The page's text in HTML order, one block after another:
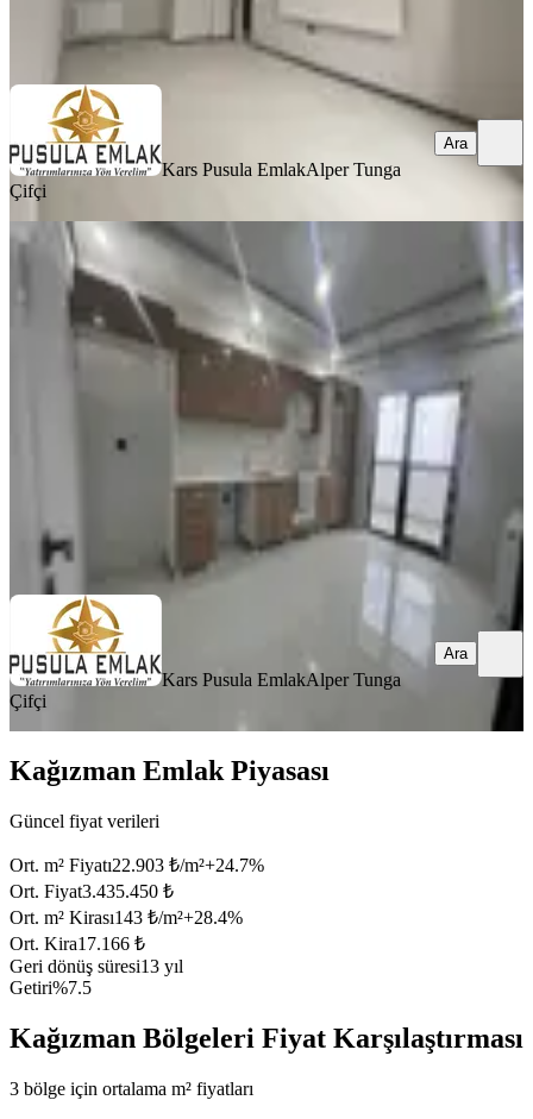
Kars Pusula EmlakAlper Tunga
Çifçi
Ara
SIFIR BİNA
Pusula Emlak'tan Ultra Lüks 2+1
Merkez, Yenişehir Mahallesi
105 m² 3. Kat·24.07.2026
Ara
Kars Pusula EmlakAlper Tunga
Çifçi
Ara
Kağızman Emlak Piyasası
Güncel fiyat verileri
Ort. m² Fiyatı22.903 ₺/m²+24.7%
Ort. Fiyat3.435.450 ₺
Ort. m² Kirası143 ₺/m²+28.4%
Ort. Kira17.166 ₺
Geri dönüş süresi13 yıl
Getiri%7.5
Kağızman Bölgeleri Fiyat Karşılaştırması
3 bölge için ortalama m² fiyatları